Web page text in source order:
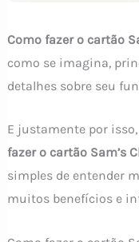
Como fazer o cartão
como se imagina,
detalhes sobre seu
E justamente por
fazer o cartão Sam’s
simples de entender
muitos benefícios e